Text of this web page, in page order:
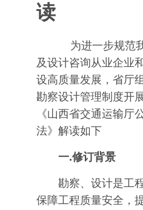
读
为进一步规范
及设计咨询从业企业
设高质量发展，省厅
勘察设计管理制度开
《山西省交通运输厅
法》解读如下
一.修订背景
勘察、设计是工
保障工程质量安全，